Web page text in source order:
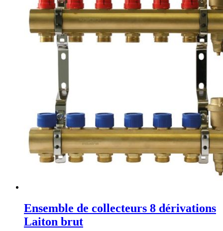
Ensemble de collecteurs 8 dérivations
Laiton brut